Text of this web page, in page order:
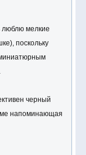
люблю мелкие
поскольку
черный
напоминающая